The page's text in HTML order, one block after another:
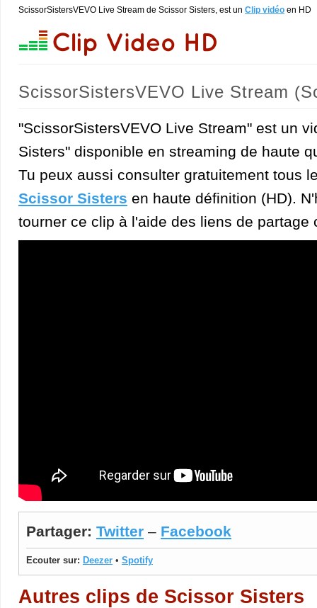
ScissorSistersVEVO Live Stream de Scissor Sisters, est un Clip vidéo en HD
ScissorSistersVEVO Live Stream
"ScissorSistersVEVO Live Stream" est un
Sisters" disponible en streaming de haute
Tu peux aussi consulter gratuitement tous
Scissor Sisters en haute définition (HD).
tourner ce clip à l'aide des liens de partage
Partager: Twitter – Facebook
Ecouter sur: Deezer • Spotify
Autres clips de Scissor Sisters